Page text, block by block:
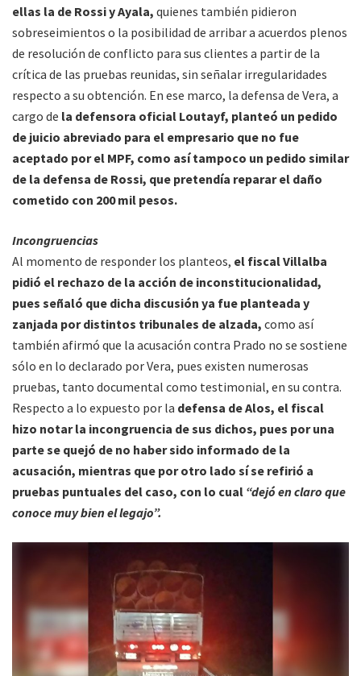
ellas la de Rossi y Ayala, quienes también pidieron
sobreseimientos o la posibilidad de arribar a acuerdos plenos
de resolución de conflicto para sus clientes a partir de la
crítica de las pruebas reunidas, sin señalar irregularidades
respecto a su obtención. En ese marco, la defensa de Vera, a
cargo de la defensora oficial Loutayf, planteó un pedido
de juicio abreviado para el empresario que no fue
aceptado por el MPF, como así tampoco un pedido similar
de la defensa de Rossi, que pretendía reparar el daño
cometido con 200 mil pesos.
Incongruencias
Al momento de responder los planteos, el fiscal Villalba
pidió el rechazo de la acción de inconstitucionalidad,
pues señaló que dicha discusión ya fue planteada y
zanjada por distintos tribunales de alzada, como así
también afirmó que la acusación contra Prado no se sostiene
sólo en lo declarado por Vera, pues existen numerosas
pruebas, tanto documental como testimonial, en su contra.
Respecto a lo expuesto por la defensa de Alos, el fiscal
hizo notar la incongruencia de sus dichos, pues por una
parte se quejó de no haber sido informado de la
acusación, mientras que por otro lado sí se refirió a
pruebas puntuales del caso, con lo cual “dejó en claro que
conoce muy bien el legajo”.